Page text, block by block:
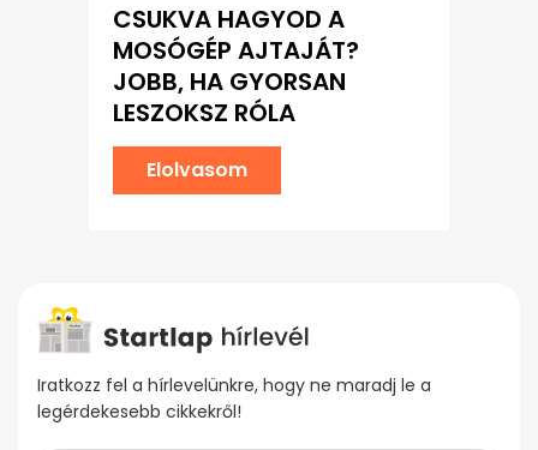
CSUKVA HAGYOD A
MOSÓGÉP AJTAJÁT?
JOBB, HA GYORSAN
LESZOKSZ RÓLA
Elolvasom
Iratkozz fel a hírlevelünkre, hogy ne maradj le a
legérdekesebb cikkekről!